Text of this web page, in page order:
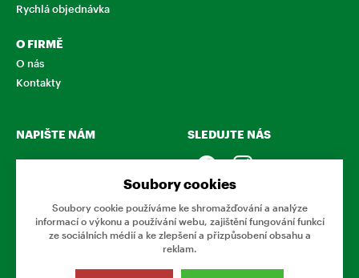
Rychlá objednávka
O FIRMĚ
O nás
Kontakty
NAPIŠTE NÁM
našich produktech nebo e-
shopu? Neváhejte napsat.
CHCI NAPSAT ZPRÁVU
SLEDUJTE NÁS
Soubory cookies
Soubory cookie používáme ke shromažďování a analýze
informací o výkonu a používání webu, zajištění fungování funkcí
ze sociálních médií a ke zlepšení a přizpůsobení obsahu a
reklam.